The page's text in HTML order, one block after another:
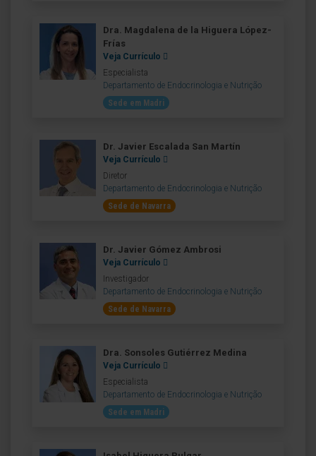
Dra. Magdalena de la Higuera López-
Frías
Veja Currículo
Especialista
Departamento de Endocrinologia e Nutrição
Sede em Madri
Dr. Javier Escalada San Martín
Veja Currículo
Diretor
Departamento de Endocrinologia e Nutrição
Sede de Navarra
Dr. Javier Gómez Ambrosi
Veja Currículo
Investigador
Departamento de Endocrinologia e Nutrição
Sede de Navarra
Dra. Sonsoles Gutiérrez Medina
Veja Currículo
Especialista
Departamento de Endocrinologia e Nutrição
Sede em Madri